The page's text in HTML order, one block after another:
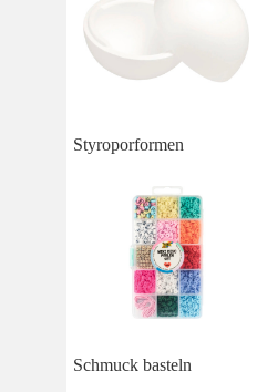
Styroporformen
Schmuck basteln